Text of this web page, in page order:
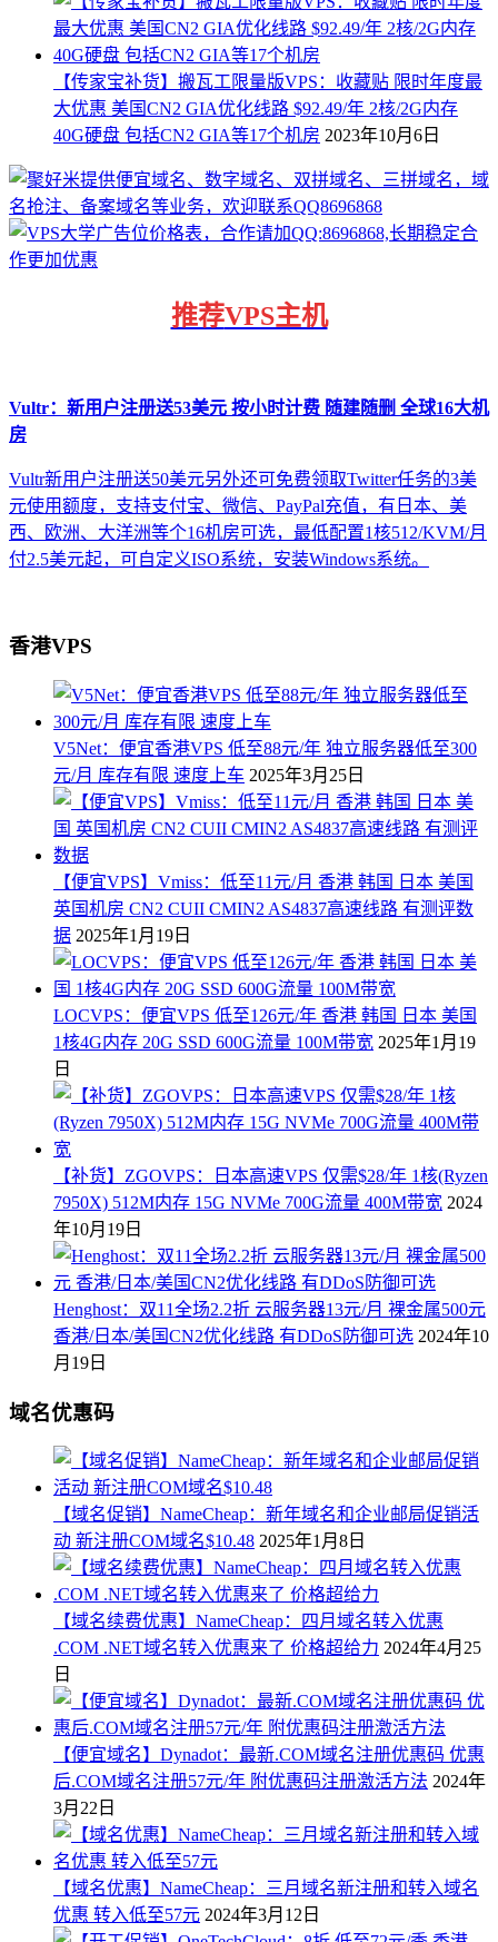
【传家宝补货】搬瓦工限量版VPS：收藏贴 限时年度最
大优惠 美国CN2 GIA优化线路 $92.49/年 2核/2G内存
40G硬盘 包括CN2 GIA等17个机房 2023年10月6日
推荐VPS主机
Vultr：新用户注册送53美元 按小时计费 随建随删 全球16大机
房
Vultr新用户注册送50美元另外还可免费领取Twitter任务的3美
元使用额度，支持支付宝、微信、PayPal充值，有日本、美
西、欧洲、大洋洲等个16机房可选，最低配置1核512/KVM/月
付2.5美元起，可自定义ISO系统，安装Windows系统。
香港VPS
V5Net：便宜香港VPS 低至88元/年 独立服务器低至300
元/月 库存有限 速度上车 2025年3月25日
【便宜VPS】Vmiss：低至11元/月 香港 韩国 日本 美国
英国机房 CN2 CUII CMIN2 AS4837高速线路 有测评数
据 2025年1月19日
LOCVPS：便宜VPS 低至126元/年 香港 韩国 日本 美国
1核4G内存 20G SSD 600G流量 100M带宽 2025年1月19
日
【补货】ZGOVPS：日本高速VPS 仅需$28/年 1核(Ryzen
7950X) 512M内存 15G NVMe 700G流量 400M带宽 2024
年10月19日
Henghost：双11全场2.2折 云服务器13元/月 裸金属500元
香港/日本/美国CN2优化线路 有DDoS防御可选 2024年10
月19日
域名优惠码
【域名促销】NameCheap：新年域名和企业邮局促销活
动 新注册COM域名$10.48 2025年1月8日
【域名续费优惠】NameCheap：四月域名转入优惠
.COM .NET域名转入优惠来了 价格超给力 2024年4月25
日
【便宜域名】Dynadot：最新.COM域名注册优惠码 优惠
后.COM域名注册57元/年 附优惠码注册激活方法 2024年
3月22日
【域名优惠】NameCheap：三月域名新注册和转入域名
优惠 转入低至57元 2024年3月12日